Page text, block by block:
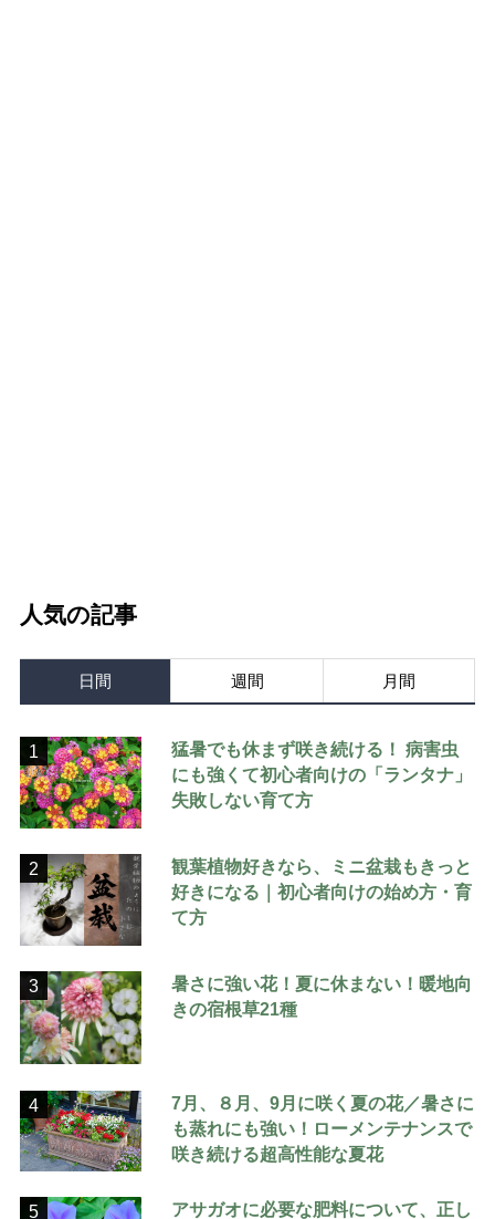
人気の記事
日間 週間 月間
1
猛暑でも休まず咲き続ける！ 病害虫
にも強くて初心者向けの「ランタナ」
失敗しない育て方
2
観葉植物好きなら、ミニ盆栽もきっと
好きになる｜初心者向けの始め方・育
て方
3
暑さに強い花！夏に休まない！暖地向
きの宿根草21種
4
7月、８月、9月に咲く夏の花／暑さに
も蒸れにも強い！ローメンテナンスで
咲き続ける超高性能な夏花
5 アサガオに必要な肥料について、正し